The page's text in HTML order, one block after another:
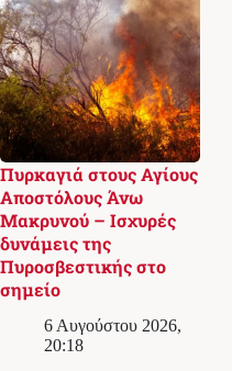
Πυρκαγιά στους Αγίους
Αποστόλους Άνω
Μακρυνού – Ισχυρές
δυνάμεις της
Πυροσβεστικής στο
σημείο
6 Αυγούστου 2026,
20:18